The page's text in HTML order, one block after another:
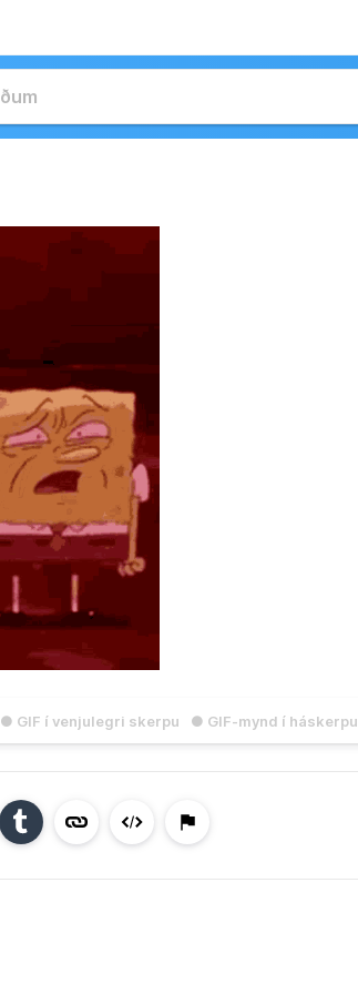
● GIF í venjulegri skerpu ● GIF-mynd í háskerpu